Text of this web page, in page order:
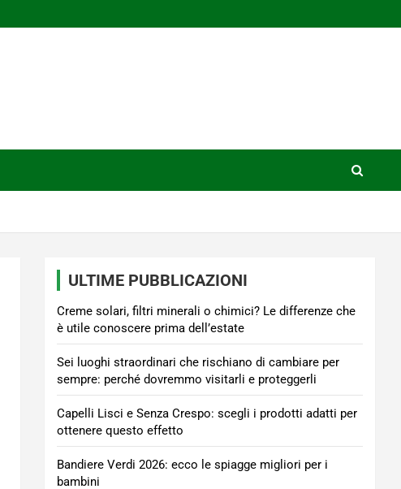
ULTIME PUBBLICAZIONI
Creme solari, filtri minerali o chimici? Le differenze che
è utile conoscere prima dell’estate
Sei luoghi straordinari che rischiano di cambiare per
sempre: perché dovremmo visitarli e proteggerli
Capelli Lisci e Senza Crespo: scegli i prodotti adatti per
ottenere questo effetto
Bandiere Verdi 2026: ecco le spiagge migliori per i
bambini